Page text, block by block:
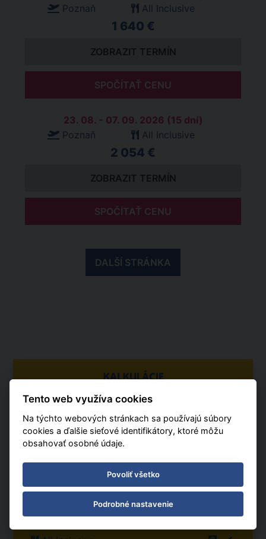
Poznaň
All Inclusive
1 640 €
ZOBRAZIT TERMÍN
SPOČÍTAŤ CENU
23. 08. - 07. 09. 2026 (15 dní)
Poznaň
All Inclusive
2 054 €
ZOBRAZIT TERMÍN
SPOČÍTAŤ CENU
DALŠÍ STRÁNKA
KALKULÁCIE
8 dní / 7 nocí
Gdańsk
1 izba
Tento web využíva cookies
Na týchto webových stránkach sa používajú súbory
cookies a ďalšie sieťové identifikátory, ktoré môžu
obsahovať osobné údaje.
Povoliť všetko
Podrobné nastavenie